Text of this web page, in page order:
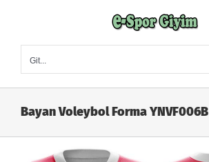
Git...
Bayan Voleybol Forma YNVF006B